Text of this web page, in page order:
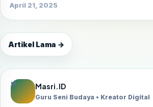
April 21, 2025
Artikel Lama →
M Masri.ID
Guru Seni Budaya • Kreator Digital